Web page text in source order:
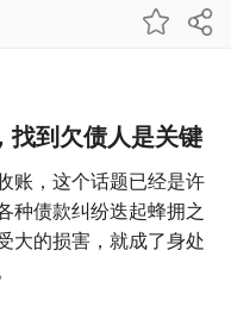
找到欠债人是关键
账，这个话题已经是许
种债款纠纷迭起蜂拥之
大的损害，就成了身处